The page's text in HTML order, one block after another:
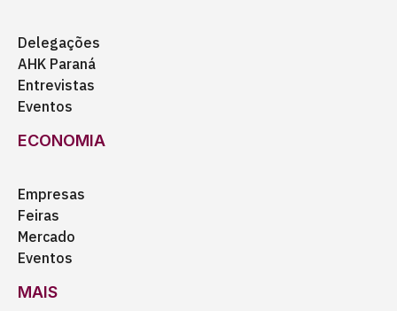
Delegações
AHK Paraná
Entrevistas
Eventos
ECONOMIA
Empresas
Feiras
Mercado
Eventos
MAIS